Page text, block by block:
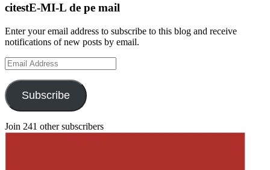
citestE-MI-L de pe mail
Enter your email address to subscribe to this blog and receive
notifications of new posts by email.
Email
Address
Subscribe
Join 241 other subscribers